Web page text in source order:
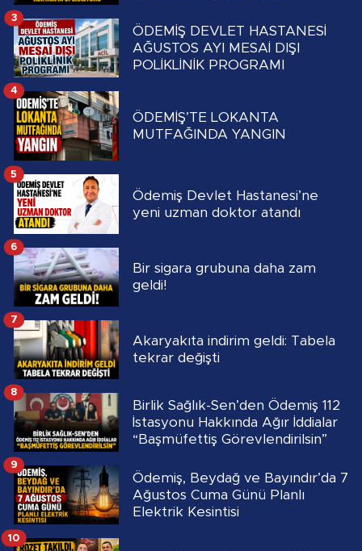
ÖDEMİŞ DEVLET HASTANESİ
AĞUSTOS AYI MESAİ DIŞI
POLİKLİNİK PROGRAMI
3
ÖDEMİŞ’TE LOKANTA
MUTFAĞINDA YANGIN
4
Ödemiş Devlet Hastanesi’ne
yeni uzman doktor atandı
5
Bir sigara grubuna daha zam
geldi!
6
Akaryakıta indirim geldi: Tabela
tekrar değişti
7
Birlik Sağlık-Sen’den Ödemiş 112
İstasyonu Hakkında Ağır İddialar
“Başmüfettiş Görevlendirilsin”
8
Ödemiş, Beydağ ve Bayındır’da 7
Ağustos Cuma Günü Planlı
Elektrik Kesintisi
9
10